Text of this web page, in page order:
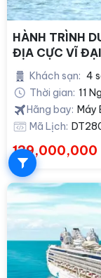
HÀNH TRÌNH
ĐỊA CỰC VĨ
Khách sạn: 4
Thời gian: 11
Hãng bay: Máy
Mã Lịch:
139,000,000